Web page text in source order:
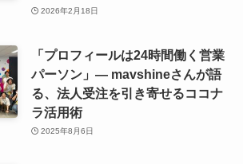
2026年2月18日
「プロフィールは24時間働く営業
パーソン」― mavshineさんが語
る、法人受注を引き寄せるココナ
ラ活用術
2025年8月6日